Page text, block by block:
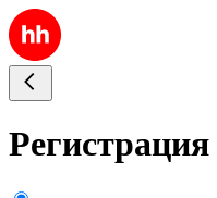
Регистрация